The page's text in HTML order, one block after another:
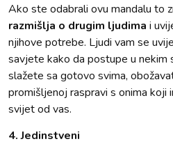
Ako ste odabrali ovu mandalu to
razmišlja o drugim ljudima i
njihove potrebe. Ljudi vam se
savjete kako da postupe u nekim
slažete sa gotovo svima,
promišljenoj raspravi s onima koji
svijet od vas.
4. Jedinstveni